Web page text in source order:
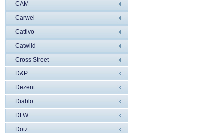
CAM
Carwel
Cattivo
Catwild
Cross Street
D&P
Dezent
Diablo
DLW
Dotz